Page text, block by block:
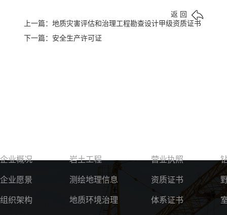
返 回
上一篇：地质灾害评估和治理工程勘查设计甲级资质证书
下一篇：安全生产许可证
企业概况
企业愿景
组织架构
岩土工程
测绘地理信息
地质环境治理
营业执照
资质证书
体系证书